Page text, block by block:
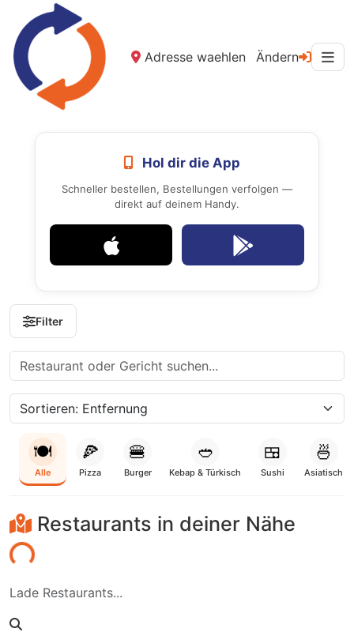
Adresse waehlen Ändern
Hol dir die App
Schneller bestellen, Bestellungen verfolgen —
direkt auf deinem Handy.
Filter
🍽️
Alle
🍕
Pizza
🍔
Burger
🥙
Kebap & Türkisch
🍱
Sushi
🍜
Asiatisch
Restaurants in deiner Nähe
Lade Restaurants...